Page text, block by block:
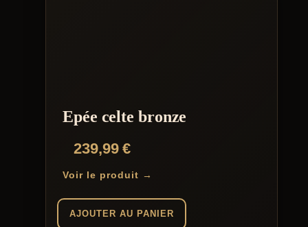
Epée celte bronze
239,99€
Voir le produit →
AJOUTER AU PANIER